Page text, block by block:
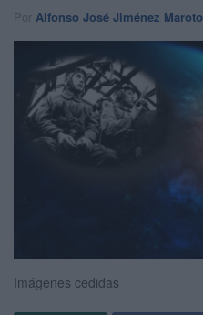
Por Alfonso José Jiménez Maroto
Imágenes cedidas